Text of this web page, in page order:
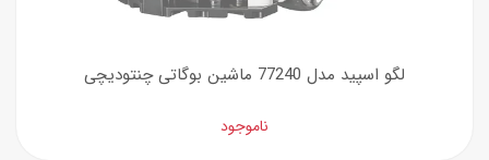
لگو اسپید مدل 77240 ماشین بوگاتی چنتودیچی
ناموجود